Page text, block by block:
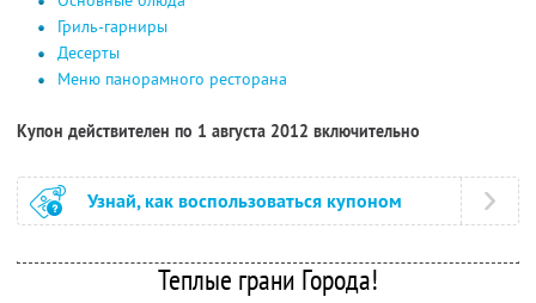
Гриль-гарниры
Десерты
Меню панорамного ресторана
Купон действителен по 1 августа 2012 включительно
Узнай, как воспользоваться купоном
Теплые грани Города!